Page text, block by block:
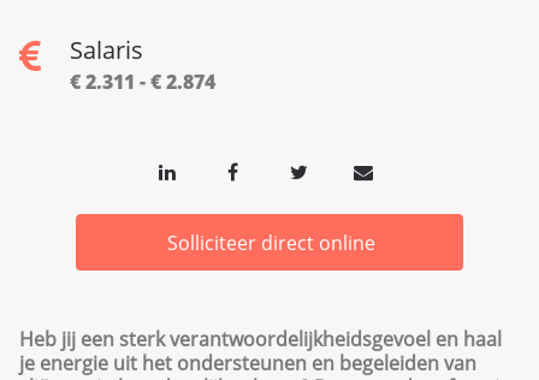
Salaris
€ 2.311 - € 2.874
Solliciteer direct online
Heb jij een sterk verantwoordelijkheidsgevoel en haal
je energie uit het ondersteunen en begeleiden van